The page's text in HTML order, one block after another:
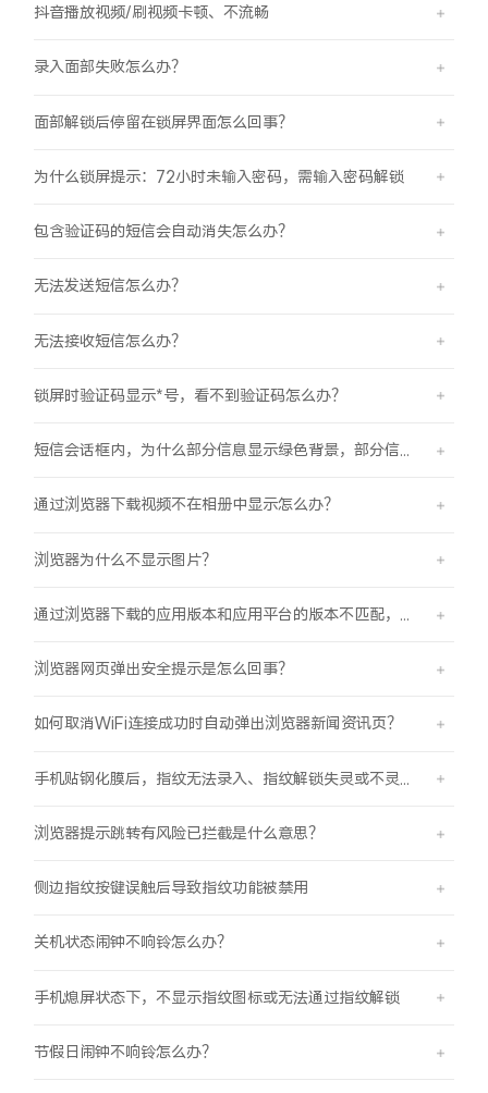
抖音播放视频/刷视频卡顿、不流畅
录入面部失败怎么办？
面部解锁后停留在锁屏界面怎么回事？
为什么锁屏提示：72小时未输入密码，需输入密码解锁
包含验证码的短信会自动消失怎么办？
无法发送短信怎么办？
无法接收短信怎么办？
锁屏时验证码显示*号，看不到验证码怎么办？
通过浏览器下载视频不在相册中显示怎么办？
浏览器为什么不显示图片？
浏览器网页弹出安全提示是怎么回事？
如何取消WiFi连接成功时自动弹出浏览器新闻资讯页？
浏览器提示跳转有风险已拦截是什么意思？
侧边指纹按键误触后导致指纹功能被禁用
关机状态闹钟不响铃怎么办？
手机熄屏状态下，不显示指纹图标或无法通过指纹解锁
节假日闹钟不响铃怎么办？